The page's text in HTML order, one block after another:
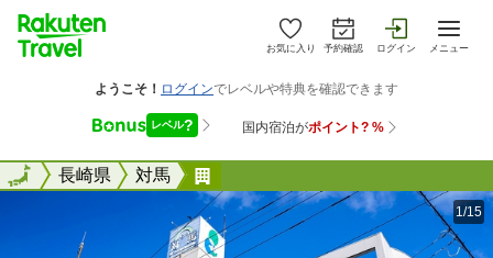
お気に入り 予約確認 ログイン メニュー
全国長崎県 対馬
全国
1/15